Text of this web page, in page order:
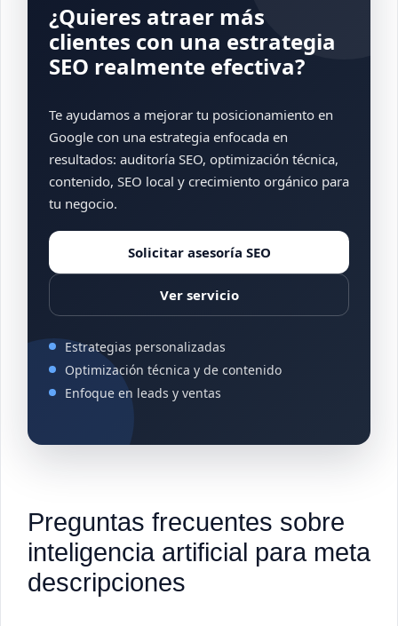
¿Quieres atraer más
clientes con una estrategia
SEO realmente efectiva?
Te ayudamos a mejorar tu posicionamiento en
Google con una estrategia enfocada en
resultados: auditoría SEO, optimización técnica,
contenido, SEO local y crecimiento orgánico para
tu negocio.
Solicitar asesoría SEO
Ver servicio
Estrategias personalizadas
Optimización técnica y de contenido
Enfoque en leads y ventas
Preguntas frecuentes sobre
inteligencia artificial para meta
descripciones